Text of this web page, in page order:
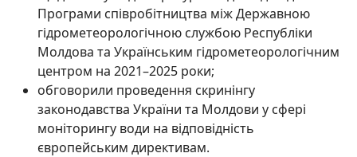
Програми співробітництва між Державною
гідрометеорологічною службою Республіки
Молдова та Українським гідрометеорологічним
центром на 2021–2025 роки;
обговорили проведення скринінгу
законодавства України та Молдови у сфері
моніторингу води на відповідність
європейським директивам.